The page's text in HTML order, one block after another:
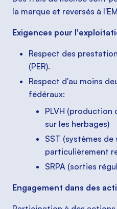
la marque et reversés à
Exigences pour
Respect des
(PER).
Respect d'au moins
fédéraux:
PLVH (production
sur les herbages)
SST (systèmes
particulièrement
SRPA (sorties
Engagement dans des